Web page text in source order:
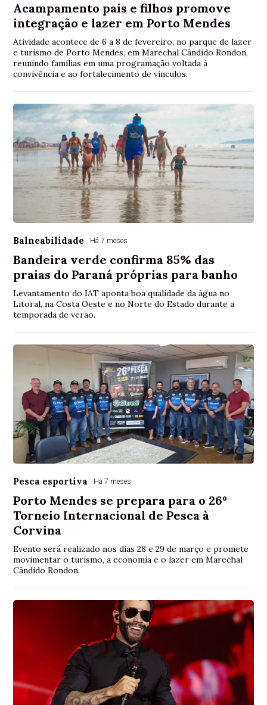
Acampamento pais e filhos promove
integração e lazer em Porto Mendes
Atividade acontece de 6 a 8 de fevereiro, no parque de lazer
e turismo de Porto Mendes, em Marechal Cândido Rondon,
reunindo famílias em uma programação voltada à
convivência e ao fortalecimento de vínculos.
Balneabilidade Há 7 meses
Bandeira verde confirma 85% das
praias do Paraná próprias para banho
Levantamento do IAT aponta boa qualidade da água no
Litoral, na Costa Oeste e no Norte do Estado durante a
temporada de verão.
Pesca esportiva Há 7 meses
Porto Mendes se prepara para o 26º
Torneio Internacional de Pesca à
Corvina
Evento será realizado nos dias 28 e 29 de março e promete
movimentar o turismo, a economia e o lazer em Marechal
Cândido Rondon.